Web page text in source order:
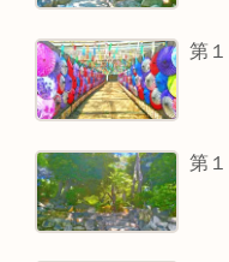
第
第